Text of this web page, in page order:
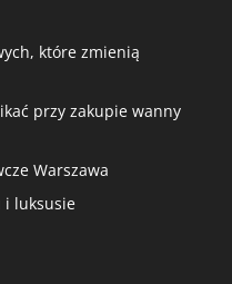
które zmienią
przy zakupie wanny
Warszawa
i luksusie